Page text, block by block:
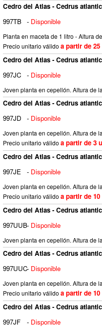
Cedro del Atlas - Cedrus
997TB - Disponible
Planta en maceta de 1 litro - Altura
Precio unitario válido a partir de
Cedro del Atlas - Cedrus
997JC
- Disponible
Joven planta en cepellón. Altura de
Cedro del Atlas - Cedrus
997JD
- Disponible
Joven planta en cepellón. Altura de
Precio unitario válido a partir de 3
Cedro del Atlas - Cedrus
997JE
- Disponible
Joven planta en cepellón. Altura de
Precio unitario válido a partir de
Cedro del Atlas - Cedrus
997UUB- Disponible
Joven planta en cepellón. Altura de
Cedro del Atlas - Cedrus
997UUC- Disponible
Joven planta en cepellón. Altura de
Precio unitario válido a partir de
Cedro del Atlas - Cedrus
997JF
- Disponible